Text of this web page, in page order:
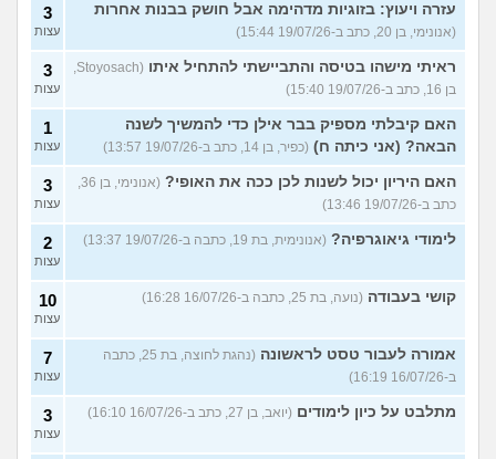
עזרה ויעוץ: בזוגיות מדהימה אבל חושק בבנות אחרות
(אנונימי, בן 20, כתב ב-19/07/26 15:44)
3
עצות
ראיתי מישהו בטיסה והתביישתי להתחיל איתו
(Stoyosach,
בן 16, כתב ב-19/07/26 15:40)
3
עצות
האם קיבלתי מספיק בבר אילן כדי להמשיך לשנה
הבאה? (אני כיתה ח) (כפיר, בן 14, כתב ב-19/07/26 13:57)
1
עצות
האם היריון יכול לשנות לכן ככה את האופי?
(אנונימי, בן 36,
כתב ב-19/07/26 13:46)
3
עצות
לימודי גיאוגרפיה? (אנונימית, בת 19, כתבה ב-19/07/26 13:37) 2
עצות
קושי בעבודה (נועה, בת 25, כתבה ב-16/07/26 16:28) 10
עצות
אמורה לעבור טסט לראשונה
(נהגת לחוצה, בת 25, כתבה
ב-16/07/26 16:19)
7
עצות
מתלבט על כיון לימודים (יואב, בן 27, כתב ב-16/07/26 16:10) 3
עצות